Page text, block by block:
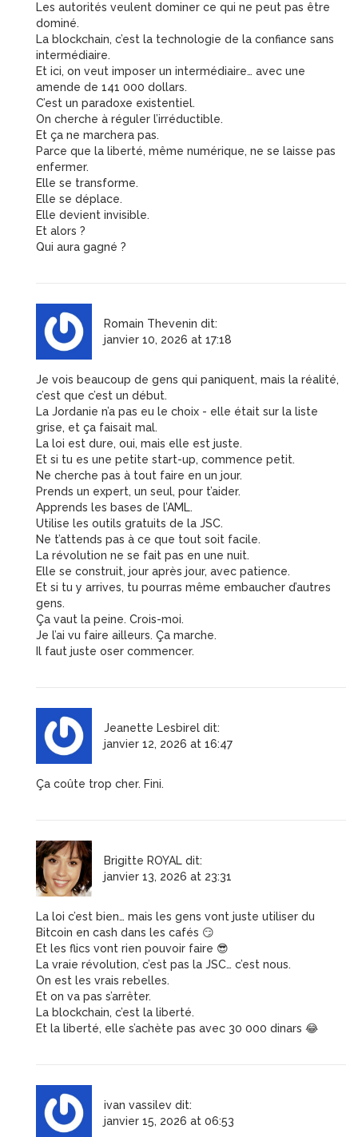
Les autorités veulent dominer ce qui ne peut pas être
dominé.
La blockchain, c’est la technologie de la confiance sans
intermédiaire.
Et ici, on veut imposer un intermédiaire… avec une
amende de 141 000 dollars.
C’est un paradoxe existentiel.
On cherche à réguler l’irréductible.
Et ça ne marchera pas.
Parce que la liberté, même numérique, ne se laisse pas
enfermer.
Elle se transforme.
Elle se déplace.
Elle devient invisible.
Et alors ?
Qui aura gagné ?
Romain Thevenin dit:
janvier 10, 2026 at 17:18
Je vois beaucoup de gens qui paniquent, mais la réalité,
c’est que c’est un début.
La Jordanie n’a pas eu le choix - elle était sur la liste
grise, et ça faisait mal.
La loi est dure, oui, mais elle est juste.
Et si tu es une petite start-up, commence petit.
Ne cherche pas à tout faire en un jour.
Prends un expert, un seul, pour t’aider.
Apprends les bases de l’AML.
Utilise les outils gratuits de la JSC.
Ne t’attends pas à ce que tout soit facile.
La révolution ne se fait pas en une nuit.
Elle se construit, jour après jour, avec patience.
Et si tu y arrives, tu pourras même embaucher d’autres
gens.
Ça vaut la peine. Crois-moi.
Je l’ai vu faire ailleurs. Ça marche.
Il faut juste oser commencer.
Jeanette Lesbirel dit:
janvier 12, 2026 at 16:47
Ça coûte trop cher. Fini.
Brigitte ROYAL dit:
janvier 13, 2026 at 23:31
La loi c’est bien… mais les gens vont juste utiliser du
Bitcoin en cash dans les cafés 😏
Et les flics vont rien pouvoir faire 😎
La vraie révolution, c’est pas la JSC… c’est nous.
On est les vrais rebelles.
Et on va pas s’arrêter.
La blockchain, c’est la liberté.
Et la liberté, elle s’achète pas avec 30 000 dinars 😂
ivan vassilev dit:
janvier 15, 2026 at 06:53